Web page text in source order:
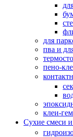
для
пва и
пено-
клеи-
Сухие смеси